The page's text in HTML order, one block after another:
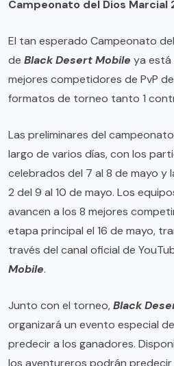
Campeonato del Dios Marcial
El tan esperado Campeonato
de Black Desert Mobile ya está
mejores competidores de PvP
formatos de torneo tanto 1
Las preliminares del
largo de varios días, con los
celebrados del 7 al 8 de mayo y
2 del 9 al 10 de mayo. Los
avancen a los 8 mejores
etapa principal el 16 de mayo,
través del canal oficial de
Mobile.
Junto con el torneo,Black
organizará un evento especial
predecir a los ganadores.
los aventureros podrán predecir